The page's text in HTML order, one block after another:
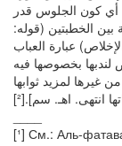
أي كون الجلوس قدر
الخطبتين (قوله:
عبارة العباب
بخصوصها فيه
لمزيد ثوابها
انتهى. اهـ. سم].[²]
[¹] См.: Аль-